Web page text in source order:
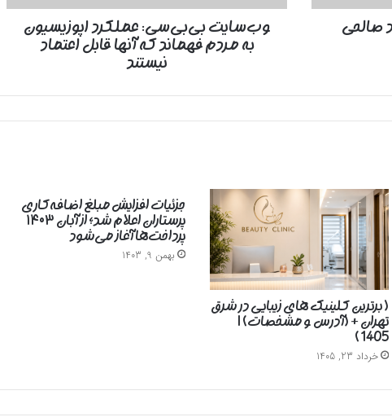
آنها
وب‌سایت بی‌بی‌سی: عملکرد اپوزیسیون
به مردم فهماند که آنها قابل اعتماد
نیستند
( برترین کلینیک های زیبایی در شرق
تهران + (آدرس و مشخصات) |
1405 )
خرداد 23, 1405
جزئیات افزایش مبلغ اضافه‌کاری
پرستاران اعلام شد؛ از آبان ۱۴۰۳
پرداخت‌ها آغاز می‌شود
بهمن 9, 1403